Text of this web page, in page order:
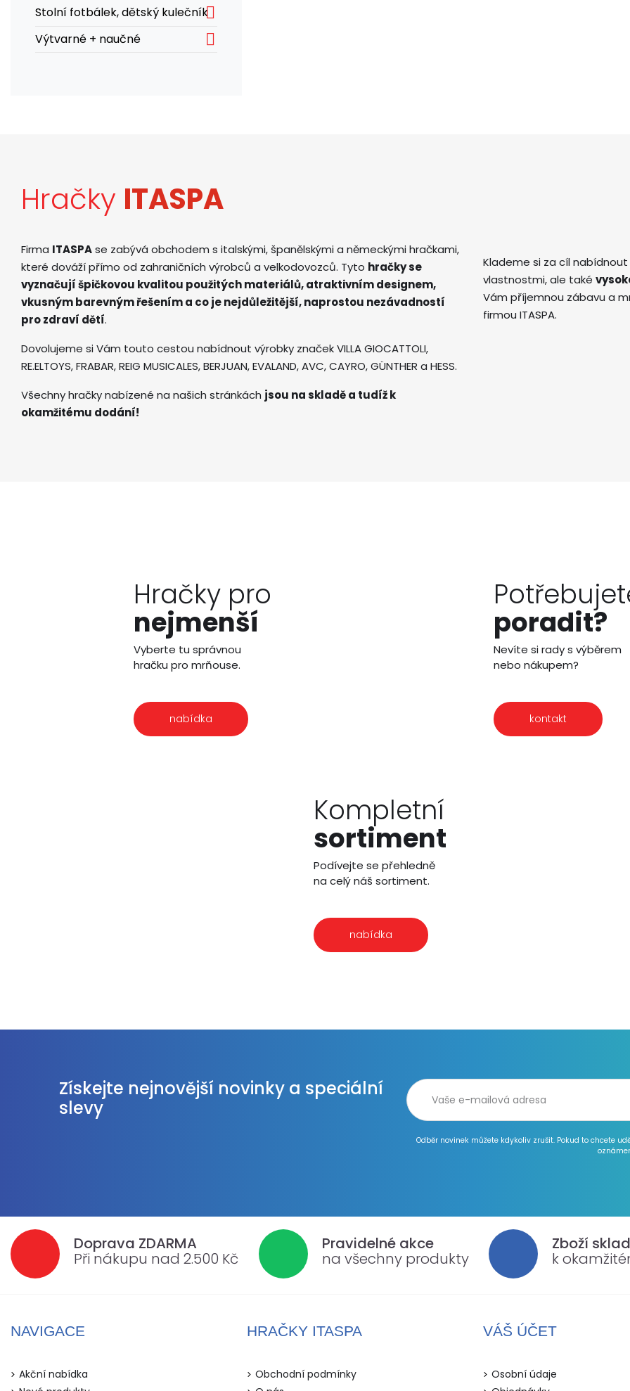
Stolní fotbálek, dětský kulečník
Výtvarné + naučné 
Hračky ITASPA
Firma ITASPAse zabývá obchodem s italskými, španělskými a německými hračkami,
které dováží přímo od zahraničních výrobců a velkodovozců. Tyto hračky se
vyznačují špičkovou kvalitou použitých materiálů, atraktivním designem,
vkusným barevným řešením a co je nejdůležitější, naprostou nezávadností
pro zdraví dětí.
Dovolujeme si Vám touto cestou nabídnout výrobky značek VILLA GIOCATTOLI,
RE.ELTOYS, FRABAR, REIG MUSICALES, BERJUAN, EVALAND, AVC, CAYRO, GÜNTHER a HESS.
Všechny hračky nabízené na našich stránkách jsou na skladě a tudíž k
okamžitému dodání!
Klademe si za cíl
vlastnostmi, ale také
Vám příjemnou zábavu a
firmou ITASPA.
Hračky pro
nejmenší
Vyberte tu správnou
hračku pro mrňouse.
nabídka
poradit?
Nevíte si rady s výběrem
nebo nákupem?
kontakt
Kompletní
sortiment
Podívejte se přehledně
na celý náš sortiment.
nabídka
Získejte nejnovější novinky a speciální
slevy
Odběr novinek můžete kdykoliv zrušit. Pokud to chcete
Doprava ZDARMA
Při nákupu nad 2.500 Kč
Pravidelné akce
na všechny produkty
Zboží
k
NAVIGACE
Akční nabídka
HRAČKY ITASPA
Obchodní podmínky
VÁŠ ÚČET
Osobní údaje